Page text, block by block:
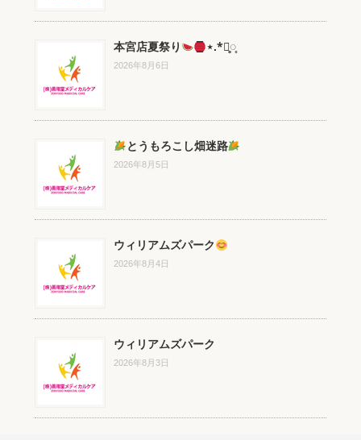
本宮店夏祭り ⋆.*⃝̥◌̥
2026年8月6日
とうもろこし畑迷路
2026年8月5日
ウィリアムズパーク
2026年8月4日
ウィリアムズパーク
2026年8月3日